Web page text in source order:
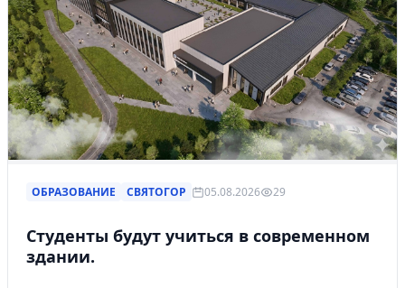
ОБРАЗОВАНИЕ СВЯТОГОР 05.08.2026 29
Студенты будут учиться в современном
здании.